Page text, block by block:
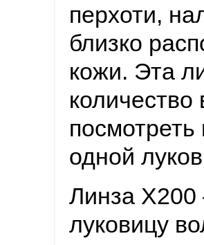
перхоти,
близко
кожи. Эта
одной
Линза Х200
луковицу